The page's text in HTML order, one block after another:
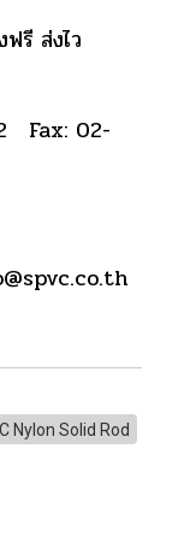
รี ส่งไว
Fax: 02-
Nylon Solid Rod